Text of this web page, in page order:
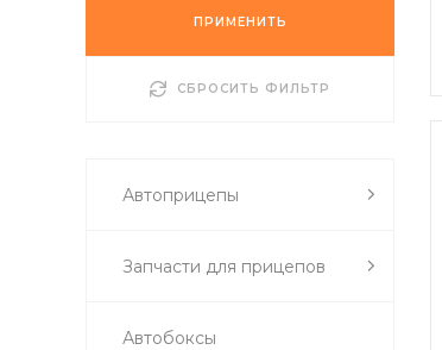
ПРИМЕНИТЬ
СБРОСИТЬ ФИЛЬТР
Автоприцепы
Запчасти для прицепов
Автобоксы